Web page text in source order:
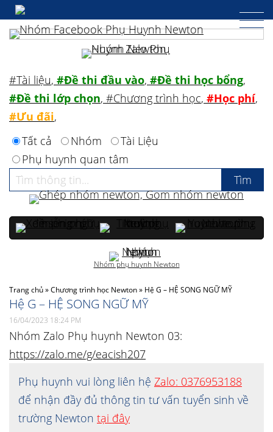
Trang chủ»Chương trình học Newton» Hệ G – HỆ SONG NGỮ MỸ
Hệ G – HỆ SONG NGỮ MỸ
16/04/2023 18:24 PM
Nhóm Zalo Phụ huynh Newton 03:
https://zalo.me/g/eacish207
Phụ huynh vui lòng liên hệ Zalo: 0376953188
để nhận đầy đủ thông tin tư vấn tuyển sinh về
trường Newton tại đây
#Tài liệu, #Đề thi đầu vào, #Đề thi học bổng,
#Đề thi lớp chọn, #Chương trình học, #Học phí,
#Ưu đãi,
Tất cả
Nhóm
Tài Liệu
Phụ huynh quan tâm
Nhóm phụ huynh Newton